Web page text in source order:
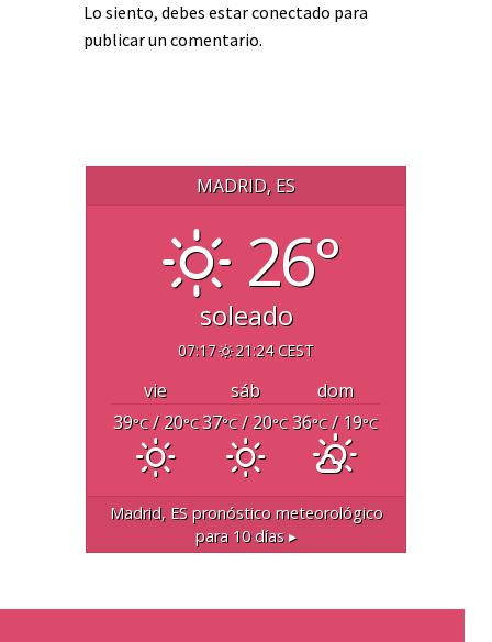
Lo siento, debes estarconectado para
publicar un comentario.
MADRID, ES
26°
soleado
07:17 21:24 CEST
vie sáb
dom
39°C/ 20°C37°C/ 20°C 36°C/ 19°C
Madrid, ESpronóstico meteorológico
para 10 días ▸